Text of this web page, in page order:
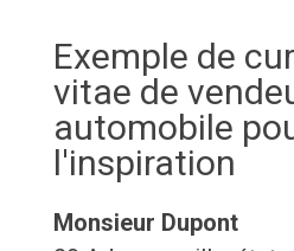
Exemple de
vitae de
automobile
l'inspiration
Monsieur Dupont